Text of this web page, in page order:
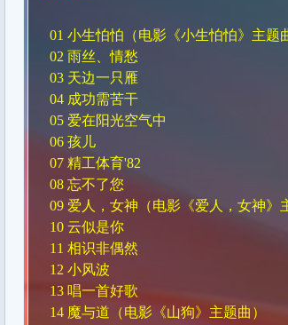
01 小生怕怕（电影《小生怕怕》主题
02 雨丝、情愁
03 天边一只雁
04 成功需苦干
05 爱在阳光空气中
06 孩儿
07 精工体育'82
08 忘不了您
09 爱人，女神（电影《爱人，女神》
10 云似是你
11 相识非偶然
12 小风波
13 唱一首好歌
14 魔与道（电影《山狗》主题曲）